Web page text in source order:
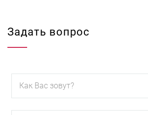
Задать вопрос